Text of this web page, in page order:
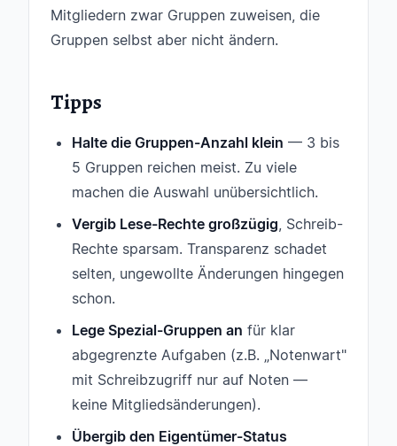
Mitgliedern zwar Gruppen zuweisen, die
Gruppen selbst aber nicht ändern.
Tipps
Halte die Gruppen-Anzahl klein — 3 bis
5 Gruppen reichen meist. Zu viele
machen die Auswahl unübersichtlich.
Vergib Lese-Rechte großzügig, Schreib-
Rechte sparsam. Transparenz schadet
selten, ungewollte Änderungen hingegen
schon.
Lege Spezial-Gruppen an für klar
abgegrenzte Aufgaben (z.B. „Notenwart"
mit Schreibzugriff nur auf Noten —
keine Mitgliedsänderungen).
Übergib den Eigentümer-Status